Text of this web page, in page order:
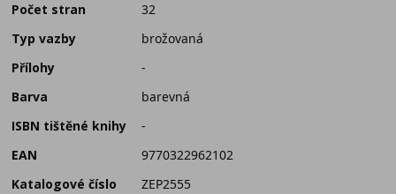
Počet stran
32
Typ vazby
brožovaná
Přílohy
-
Barva
barevná
ISBN tištěné knihy
-
EAN
9770322962102
Katalogové číslo
ZEP2555